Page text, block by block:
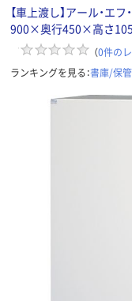
【車上渡し】アール・エ
900×奥行450×高さ
（0件の
ランキングを見る：書庫/保